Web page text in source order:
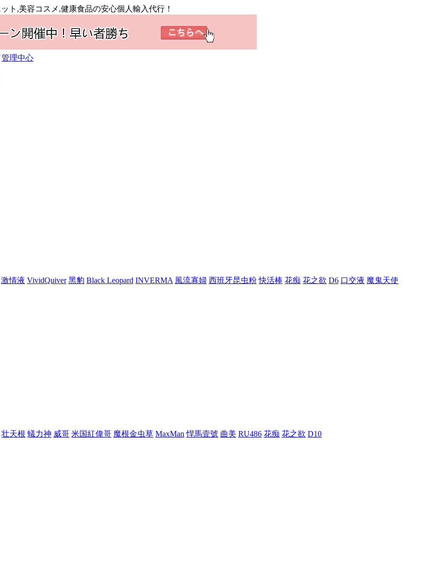
ト,美容コスメ,健康食品の安心個人輸入代行！
管理中心
激情液 VividQuiver 黑豹 Black Leopard INVERMA 風流寡婦 西班牙昆虫粉 快活棒 花痴 花之欲 D6 口交液 魔鬼天使
壮天根 蟻力神 威哥 米国紅偉哥 魔根金虫草 MaxMan 悍馬壹號 曲美 RU486 花痴 花之欲 D10